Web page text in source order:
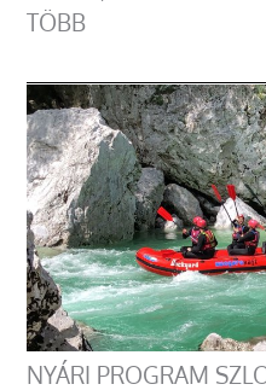
TÖBB
NYÁRI PROGRAM